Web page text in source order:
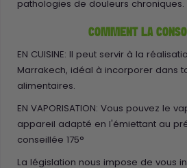
pathologies de douleurs chroniques.
COMMENT LA
EN CUISINE: Il peut servir à la
Marrakech, idéal à incorporer dans
alimentaires.
EN VAPORISATION: Vous pouvez le
appareil adapté en l'émiettant au
conseillée 175°
La législation nous impose de vous